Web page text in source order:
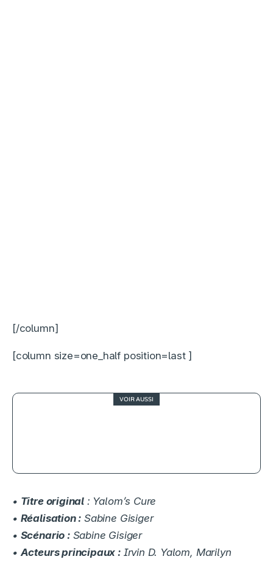
[/column]
[column size=one_half position=last ]
VOIR AUSSI
• Titre original : Yalom’s Cure
• Réalisation : Sabine Gisiger
• Scénario :Sabine Gisiger
• Acteurs principaux :Irvin D. Yalom, Marilyn